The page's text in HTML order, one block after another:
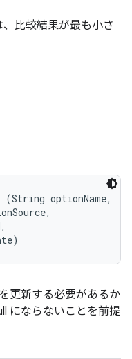
比較結果が最も小さ
(String optionName,
更新する必要があるか
にならないことを前提